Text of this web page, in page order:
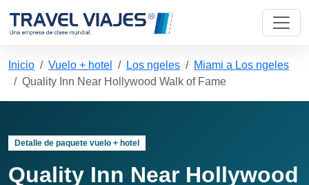
Inicio Vuelo + hotel Los ngeles
Miami a Los ngeles
Quality Inn Near Hollywood Walk of Fame
Detalle de paquete vuelo + hotel
Quality Inn Near Hollywood